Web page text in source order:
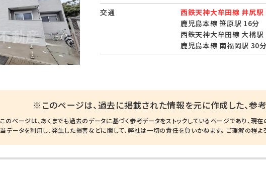
交通
西鉄天神大牟田線 井尻駅
鹿児島本線 笹原駅 16分
西鉄天神大牟田線 大橋駅
鹿児島本線 南福岡駅 30分
※このページは、過去に掲載された情報を元に作成した、参考
このページは、あくまでも過去のデータに基づく参考データをストックしているページであり、現
当データを利用し、発生した損害などに関して、弊社は一切の責任を負いかねます。 ご理解の程よ